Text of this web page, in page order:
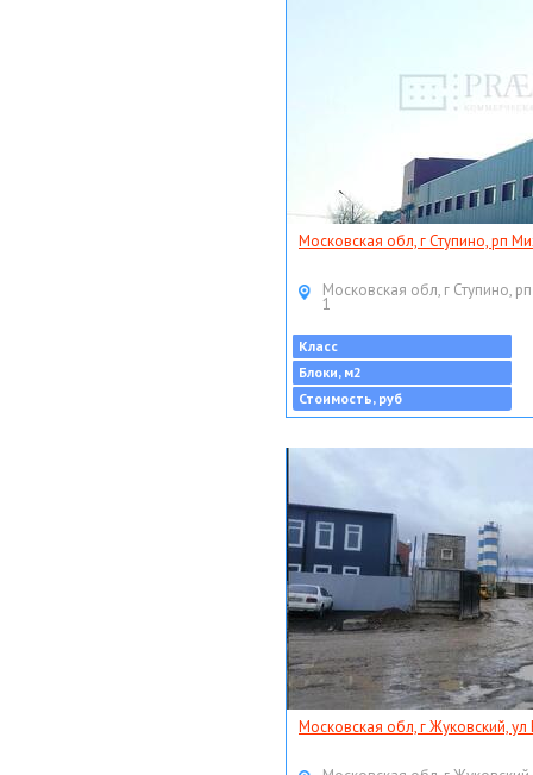
Московская обл, г Ступино, рп
Московская обл, г Ступино,
1
Класс
Блоки, м2
Стоимость, руб
Московская обл, г Жуковский,